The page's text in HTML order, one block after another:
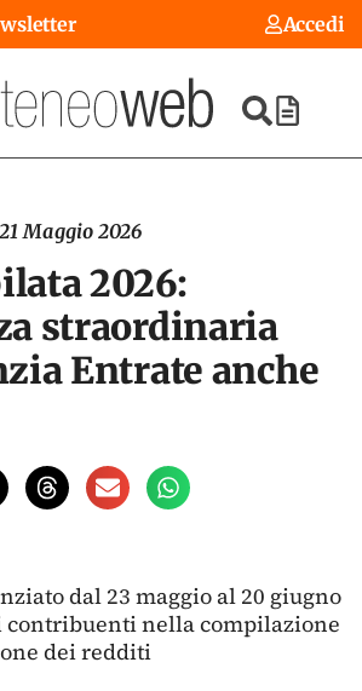
Accedi
21 Maggio 2026
2026:
straordinaria
Entrate anche
dal 23 maggio al 20 giugno
contribuenti nella compilazione
dei redditi